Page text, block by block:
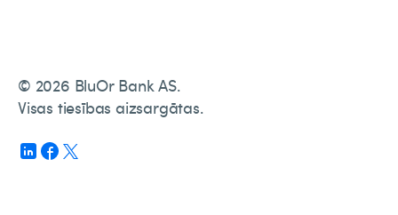
© 2026 BluOr Bank AS.
Visas tiesības aizsargātas.